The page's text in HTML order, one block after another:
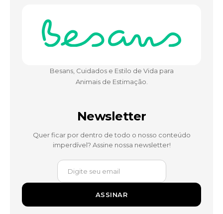
Besans, Cuidados e Estilo de Vida para
Animais de Estimação.
Newsletter
Quer ficar por dentro de todo o nosso conteúdo
imperdível? Assine nossa newsletter!
ASSINAR